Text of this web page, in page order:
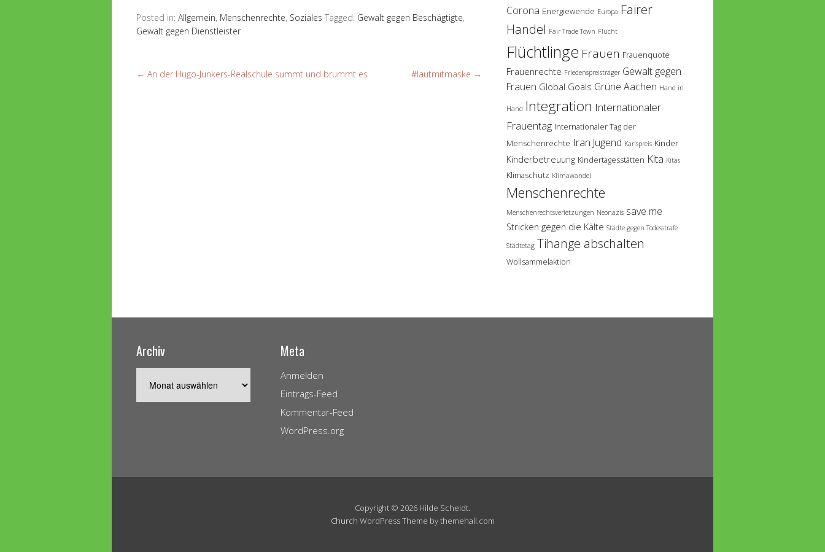
Posted in: Allgemein, Menschenrechte, Soziales Tagged: Gewalt gegen Beschägtigte,
Gewalt gegen Dienstleister
← An der Hugo-Junkers-Realschule summt und brummt es #lautmitmaske →
Corona Energiewende Europa Fairer
Handel Fair Trade Town Flucht
Flüchtlinge Frauen Frauenquote
Frauenrechte Friedenspreisträger Gewalt gegen
Frauen Global Goals Grüne Aachen Hand in
Hand Integration Internationaler
Frauentag Internationaler Tag der
Menschenrechte Iran Jugend Karlspreis Kinder
Kinderbetreuung Kindertagesstätten Kita Kitas
Klimaschutz Klimawandel
Menschenrechte
Menschenrechtsverletzungen Neonazis save me
Stricken gegen die Kälte Städte gegen Todesstrafe
Städtetag Tihange abschalten
Wollsammelaktion
Archiv Meta
Anmelden
Eintrags-Feed
Kommentar-Feed
WordPress.org
Copyright © 2026 Hilde Scheidt.
Church WordPress Theme by themehall.com